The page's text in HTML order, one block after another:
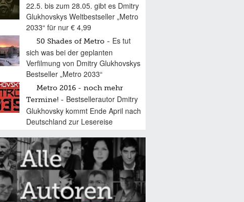
22.5. bis zum 28.05. gibt es Dmitry
Glukhovskys Weltbestseller „Metro
2033“ für nur € 4,99
50 Shades of Metro
Es tut
sich was bei der geplanten
Verfilmung von Dmitry Glukhovskys
Bestseller „Metro 2033“
Metro 2016 - noch mehr
Termine!
Bestsellerautor Dmitry
Glukhovsky kommt Ende April nach
Deutschland zur Lesereise